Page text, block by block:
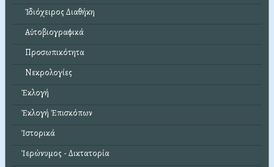
Ἰδιόχειρος Διαθήκη
Αὐτοβιογραφικά
Προσωπικότητα
Νεκρολογίες
Ἐκλογή
Ἐκλογή Ἐπισκόπων
Ἱστορικά
Ἱερώνυμος - Δικτατορία